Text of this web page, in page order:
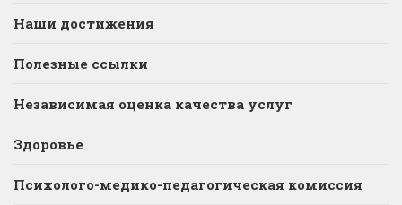
Наши достижения
Полезные ссылки
Независимая оценка качества услуг
Здоровье
Психолого-медико-педагогическая комиссия